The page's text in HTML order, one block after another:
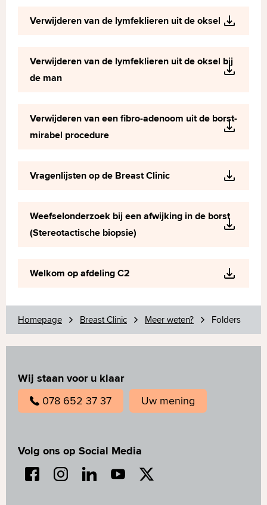
Verwijderen van de lymfeklieren uit de oksel
Verwijderen van de lymfeklieren uit de oksel bij
de man
Verwijderen van een fibro-adenoom uit de borst-
mirabel procedure
Vragenlijsten op de Breast Clinic
Weefselonderzoek bij een afwijking in de borst
(Stereotactische biopsie)
Welkom op afdeling C2
Homepage Breast Clinic Meer weten? Folders
Wij staan voor u klaar
078 652 37 37 Uw mening
Volg ons op Social Media